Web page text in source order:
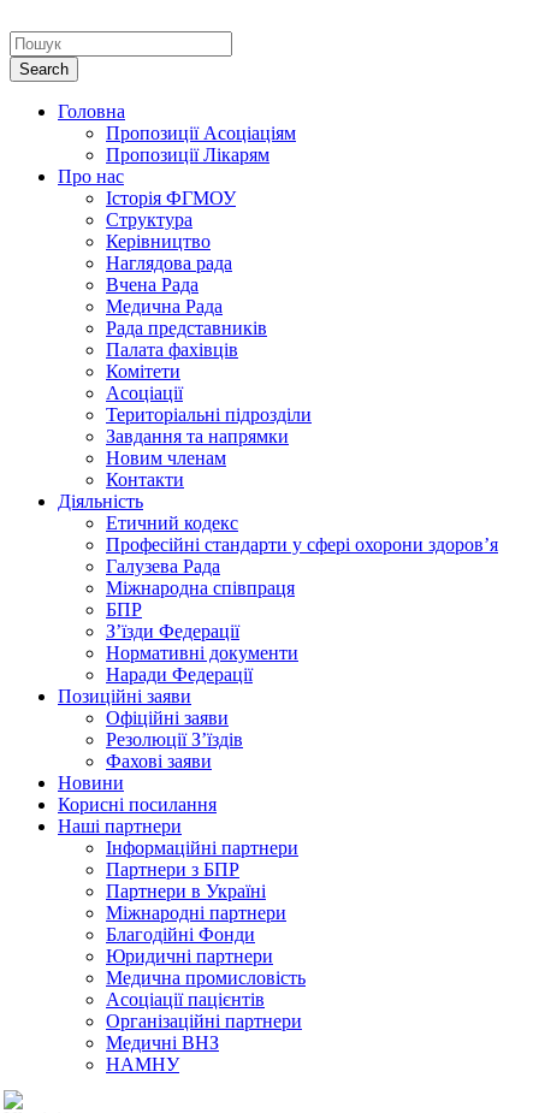
Головна
Пропозиції Асоціаціям
Пропозиції Лікарям
Про нас
Історія ФГМОУ
Структура
Керівництво
Наглядова рада
Вчена Рада
Медична Рада
Рада представників
Палата фахівців
Комітети
Асоціації
Територіальні підрозділи
Завдання та напрямки
Новим членам
Контакти
Діяльність
Етичний кодекс
Професійні стандарти у сфері охорони здоров’я
Галузева Рада
Міжнародна співпраця
БПР
З’їзди Федерації
Нормативні документи
Наради Федерації
Позиційні заяви
Офіційні заяви
Резолюції З’їздів
Фахові заяви
Новини
Корисні посилання
Наші партнери
Інформаційні партнери
Партнери з БПР
Партнери в Україні
Міжнародні партнери
Благодійні Фонди
Юридичні партнери
Медична промисловість
Асоціації пацієнтів
Організаційні партнери
Медичні ВНЗ
НАМНУ